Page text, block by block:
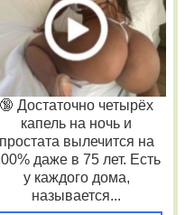
🔞 Достаточно четырёх
капель на ночь и
простата вылечится на
даже в 75 лет. Есть
у каждого дома,
называется...